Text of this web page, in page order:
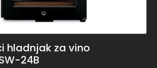
hladnjak za vino
24B